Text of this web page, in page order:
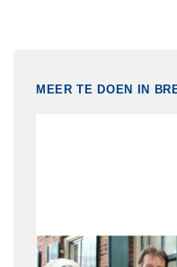
MEER TE DOEN IN